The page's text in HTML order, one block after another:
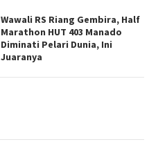
Wawali RS Riang Gembira, Half
Marathon HUT 403 Manado
Diminati Pelari Dunia, Ini
Juaranya